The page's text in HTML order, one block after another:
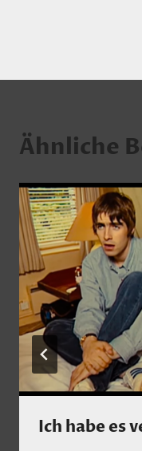
Ähnliche
Ich habe es